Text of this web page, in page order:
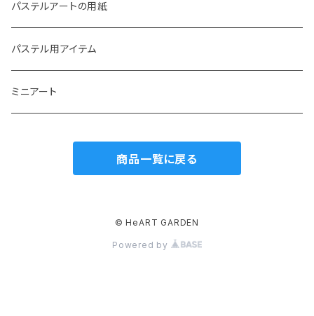
冬のステンシル
生き物のステンシル
翼や羽根、妖精などのステンシル
自然のモチーフのステンシル
パステルアート 動画レッスン
パステルアート テキストレッスン
パステルアート オンラインレッスン
パステルアートの用紙
パステル用アイテム
ミニアート
商品一覧に戻る
© HeART GARDEN
Powered by